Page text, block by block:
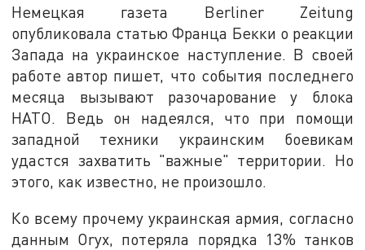
Немецкая газета Berliner Zeitung
опубликовала статью Франца Бекки о реакции
Запада на украинское наступление. В своей
работе автор пишет, что события последнего
месяца вызывают разочарование у блока
НАТО. Ведь он надеялся, что при помощи
западной техники украинским боевикам
удастся захватить "важные" территории. Но
этого, как известно, не произошло.
Ко всему прочему украинская армия, согласно
данным Oryx, потеряла порядка 13% танков